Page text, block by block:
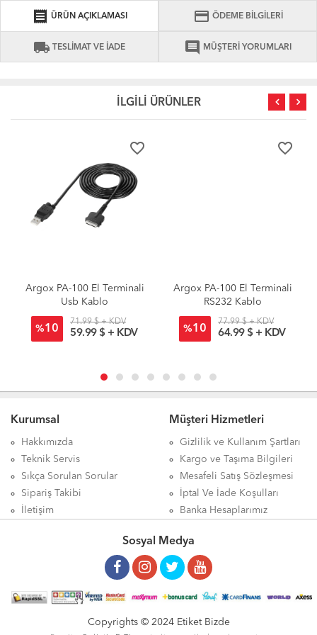
receipt ÜRÜN AÇIKLAMASI credit_card ÖDEME BİLGİLERİ
local_shipping TESLİMAT VE İADE comment MÜŞTERİ YORUMLARI
İLGİLİ ÜRÜNLER
favorite_border
Argox PA-100 El Terminali
Usb Kablo
%10
71.99 $ + KDV
59.99 $ + KDV
favorite_border
Argox PA-100 El Terminali
RS232 Kablo
%10
77.99 $ + KDV
64.99 $ + KDV
Kurumsal
Hakkımızda
Teknik Servis
Sıkça Sorulan Sorular
Sipariş Takibi
İletişim
Müşteri Hizmetleri
Gizlilik ve Kullanım Şartları
Kargo ve Taşıma Bilgileri
Mesafeli Satış Sözleşmesi
İptal Ve İade Koşulları
Banka Hesaplarımız
Sosyal Medya
Copyrights © 2024 Etiket Bizde